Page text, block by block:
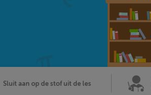
Sluit aan op de stof uit de les